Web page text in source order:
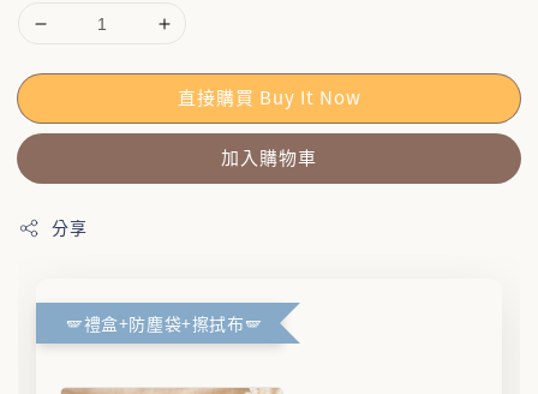
直接購買 Buy It Now
加入購物車
分享
🪽禮盒+防塵袋+擦拭布🪽